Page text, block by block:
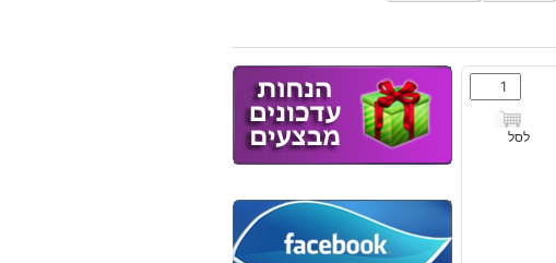
כמות
של
טבעת
לסל